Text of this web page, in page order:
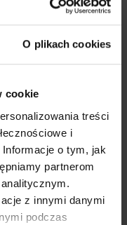
O plikach cookies
cookie
treści
i
o tym, jak
partnerom
z innymi danymi
podczas
i ciężki
gamę grillów
opinie zbiera
przez
producenta –